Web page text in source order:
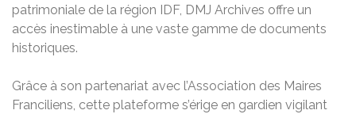
patrimoniale de la région IDF, DMJ Archives offre un
accès inestimable à une vaste gamme de documents
historiques.
Grâce à son partenariat avec l’Association des Maires
Franciliens, cette plateforme s’érige en gardien vigilant